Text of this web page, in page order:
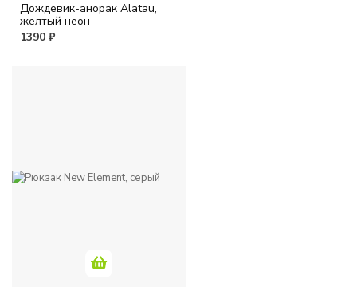
Дождевик-анорак Alatau,
желтый неон
1390 ₽